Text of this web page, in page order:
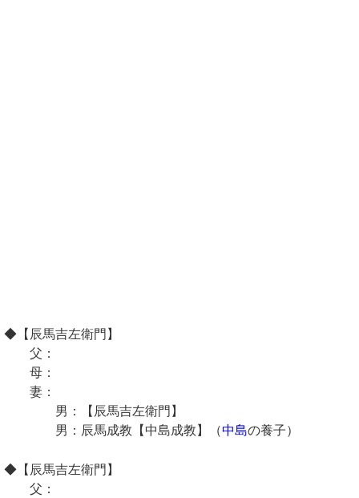
◆【辰馬吉左衛門】
父：
母：
妻：
男：【辰馬吉左衛門】
男：辰馬成教【中島成教】（中島の養子）
◆【辰馬吉左衛門】
父：